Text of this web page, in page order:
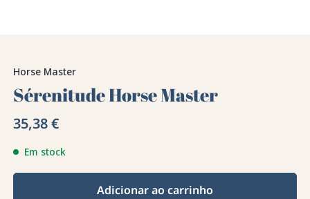
Horse Master
Sérenitude Horse Master
35,38 €
Em stock
Adicionar ao carrinho